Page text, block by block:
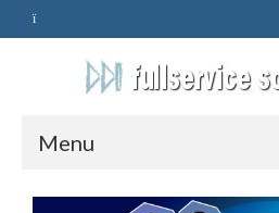
Menu
HOME